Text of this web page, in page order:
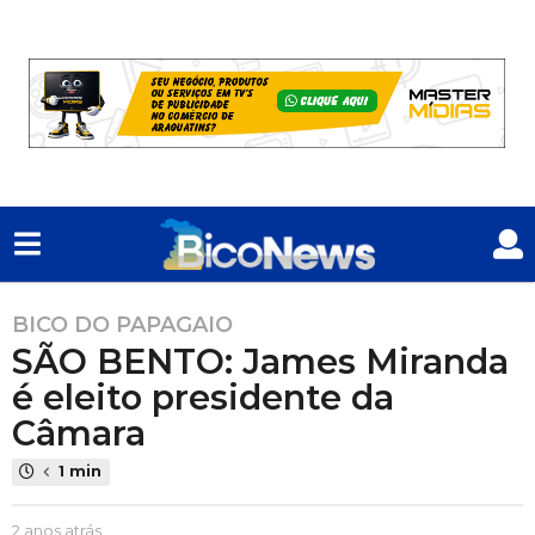
2
a
n
o
s
a
r
BICO DO PAPAGAIO
SÃO BENTO: James Miranda
é eleito presidente da
Câmara
1 min
P
2 anos atrás